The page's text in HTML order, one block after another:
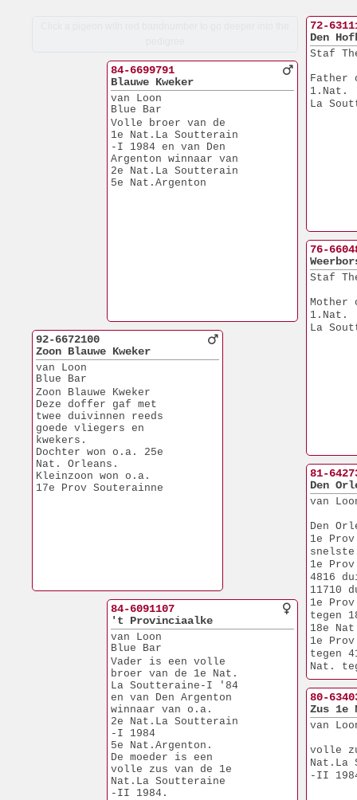
92-6672100
Zoon Blauwe Kweker
van Loon
Blue Bar
Zoon Blauwe Kweker
Deze doffer gaf met
twee duivinnen reeds
goede vliegers en
kwekers.
Dochter won o.a. 25e
Nat. Orleans.
Kleinzoon won o.a.
17e Prov Souterainne
84-6699791
Blauwe Kweker
van Loon
Blue Bar
Volle broer van de
1e Nat.La Soutterain
-I 1984 en van Den
Argenton winnaar van
2e Nat.La Soutterain
5e Nat.Argenton
84-6091107
't Provinciaalke
van Loon
Blue Bar
Vader is een volle
broer van de 1e Nat.
La Soutteraine-I '84
en van Den Argenton
winnaar van o.a.
2e Nat.La Soutterain
-I 1984
5e Nat.Argenton.
De moeder is een
volle zus van de 1e
Nat.La Soutteraine
-II 1984.
72-
Den
Staf
Father
1.Nat.
La
76-
Staf
1.Nat.
La
81-
Den
van
Den
1e
snelste
1e
4816
11710
1e
tegen
18e
1e
tegen
Nat.
1e
1986
1e
1e
80-
Zus 1e
van
volle
Nat.La
-II